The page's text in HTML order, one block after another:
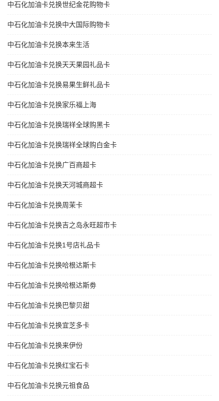
中石化加油卡兑换世纪金花购物卡
中石化加油卡兑换中大国际购物卡
中石化加油卡兑换本来生活
中石化加油卡兑换天天果园礼品卡
中石化加油卡兑换易果生鲜礼品卡
中石化加油卡兑换家乐福上海
中石化加油卡兑换瑞祥全球购黑卡
中石化加油卡兑换瑞祥全球购白金卡
中石化加油卡兑换广百商超卡
中石化加油卡兑换天河城商超卡
中石化加油卡兑换周茉卡
中石化加油卡兑换吉之岛永旺超市卡
中石化加油卡兑换1号店礼品卡
中石化加油卡兑换哈根达斯卡
中石化加油卡兑换哈根达斯劵
中石化加油卡兑换巴黎贝甜
中石化加油卡兑换宜芝多卡
中石化加油卡兑换来伊份
中石化加油卡兑换红宝石卡
中石化加油卡兑换元祖食品